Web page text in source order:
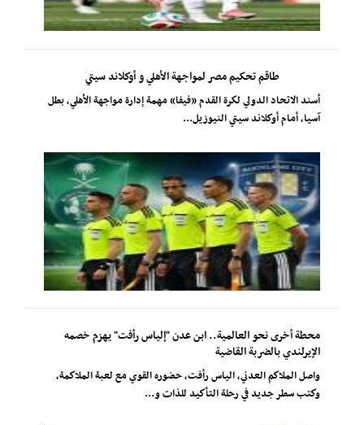
طاقم تحكيم مصر لمواجهة الأهلي و أوكلاند سيتي
أسند الاتحاد الدولي لكرة القدم «فيفا» مهمة إدارة مواجهة الأهلي، بطل
آسيا، أمام أوكلاند سيتي النيوزيل...
محطة أخرى نحو العالمية.. ابن عدن "إلياس رأفت" يهزم خصمه
الإيرلندي بالضربة القاضية
واصل الملاكم العدني، الياس رأفت، حضوره القوي مع لعبة الملاكمة،
وكتب سطر جديد في رحلة التأكيد للذات و...